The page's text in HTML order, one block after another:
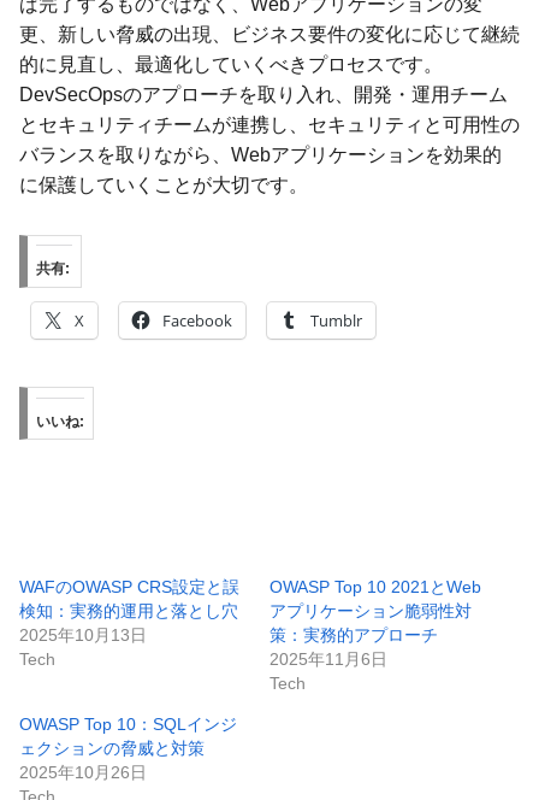
ば完了するものではなく、Webアプリケーションの変
更、新しい脅威の出現、ビジネス要件の変化に応じて継続
的に見直し、最適化していくべきプロセスです。
DevSecOpsのアプローチを取り入れ、開発・運用チーム
とセキュリティチームが連携し、セキュリティと可用性の
バランスを取りながら、Webアプリケーションを効果的
に保護していくことが大切です。
共有:
X Facebook Tumblr
いいね:
WAFのOWASP CRS設定と誤
検知：実務的運用と落とし穴
2025年10月13日
Tech
OWASP Top 10 2021とWeb
アプリケーション脆弱性対
策：実務的アプローチ
2025年11月6日
Tech
OWASP Top 10：SQLインジ
ェクションの脅威と対策
2025年10月26日
Tech